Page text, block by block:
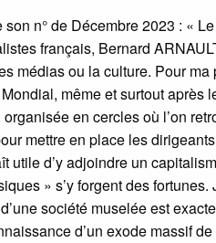
n° de Décembre 2023 : «
français, Bernard
médias ou la culture. Pour ma
même et surtout après
en cercles où l’on
mettre en place les
d’y adjoindre un
» s’y forgent des fortunes.
société muselée est
d’un exode massif